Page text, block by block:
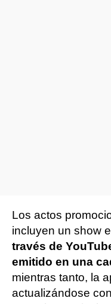
Los actos
incluyen un show
través de
emitido en una
mientras tanto, la
actualizándose